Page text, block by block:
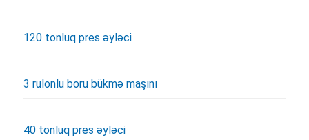
120 tonluq pres əyləci
3 rulonlu boru bükmə maşını
40 tonluq pres əyləci